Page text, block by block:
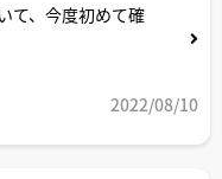
て、今度初めて確
2022/08/10